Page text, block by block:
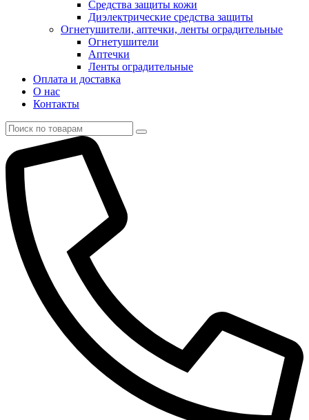
Средства защиты кожи
Диэлектрические средства защиты
Огнетушители, аптечки, ленты оградительные
Огнетушители
Аптечки
Ленты оградительные
Оплата и доставка
О нас
Контакты